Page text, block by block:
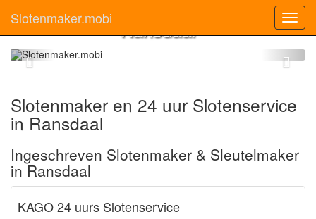
Slotenmaker.mobiSlotenmaker
Ransdaal
Slotenmaker en 24 uur Slotenservice
in Ransdaal
Ingeschreven Slotenmaker & Sleutelmaker
in Ransdaal
KAGO 24 uurs Slotenservice